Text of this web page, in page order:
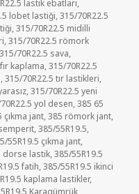
lastik ebatları,
lobet lastiği,315/70R22.5
,315/70R22.5 midilli
,315/70R22.5 römork
315/70R22.5 sava,
kaplama,315/70R22.5
,315/70R22.5 tır lastikleri,
,315/70R22.5 yeni
yol desen,385 65
çıkma jant,385 römork jant,
,385/55R19.5,
55R19.5 çıkma jant,
dorse lastik,385/55R19.5
fatih,385/55R19.5 ikinci
kaplama lastikler,
Karagümrük,